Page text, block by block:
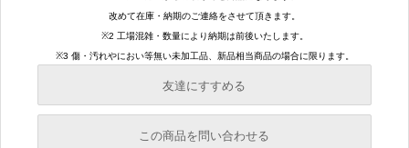
友達にすすめる
必須
この商品を問い合わせる